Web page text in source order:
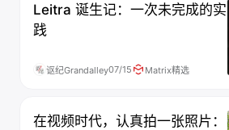
Leitra 诞生记：一次未完成的实
践
讴纪Grandalley07/15 Matrix精选
在视频时代，认真拍一张照片：